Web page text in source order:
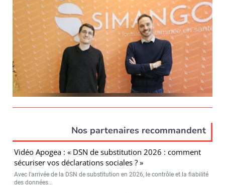
Nos partenaires recommandent
Vidéo Apogea : « DSN de substitution 2026 : comment
sécuriser vos déclarations sociales ? »
Avec l’arrivée de la DSN de substitution en 2026, le contrôle et la fiabilité
des données...